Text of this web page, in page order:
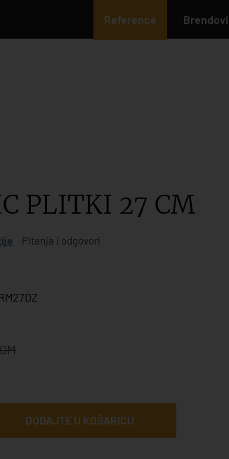
Reference Brendovi
PLITKI 27 CM
Pitanja i odgovori
DODAJTE U KOŠARICU